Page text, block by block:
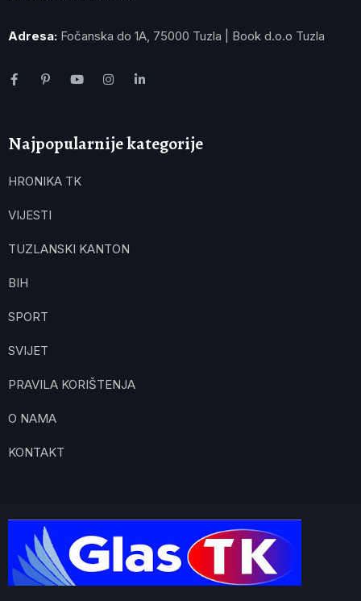
Adresa: Fočanska do 1A, 75000 Tuzla | Book d.o.o Tuzla
Najpopularnije kategorije
HRONIKA TK
VIJESTI
TUZLANSKI KANTON
BIH
SPORT
SVIJET
PRAVILA KORIŠTENJA
O NAMA
KONTAKT